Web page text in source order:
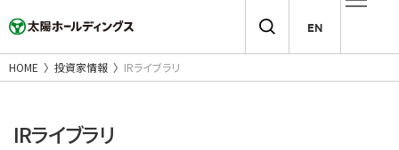
EN
HOME 投資家情報 IRライブラリ
IRライブラリ